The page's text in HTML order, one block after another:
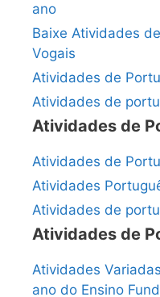
ano
Baixe Atividades
Vogais
Atividades de
Atividades de
Atividades de
Atividades de
Atividades
Atividades de
Atividades de
Atividades
ano do Ensino